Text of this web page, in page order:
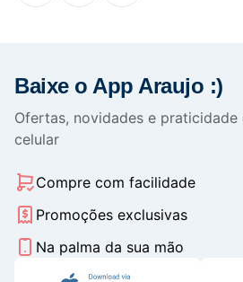
Baixe o App Araujo :)
Ofertas, novidades e praticidade
celular
Compre com facilidade
Promoções exclusivas
Na palma da sua mão